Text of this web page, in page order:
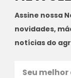
Assine nossa
novidades,
notícias do